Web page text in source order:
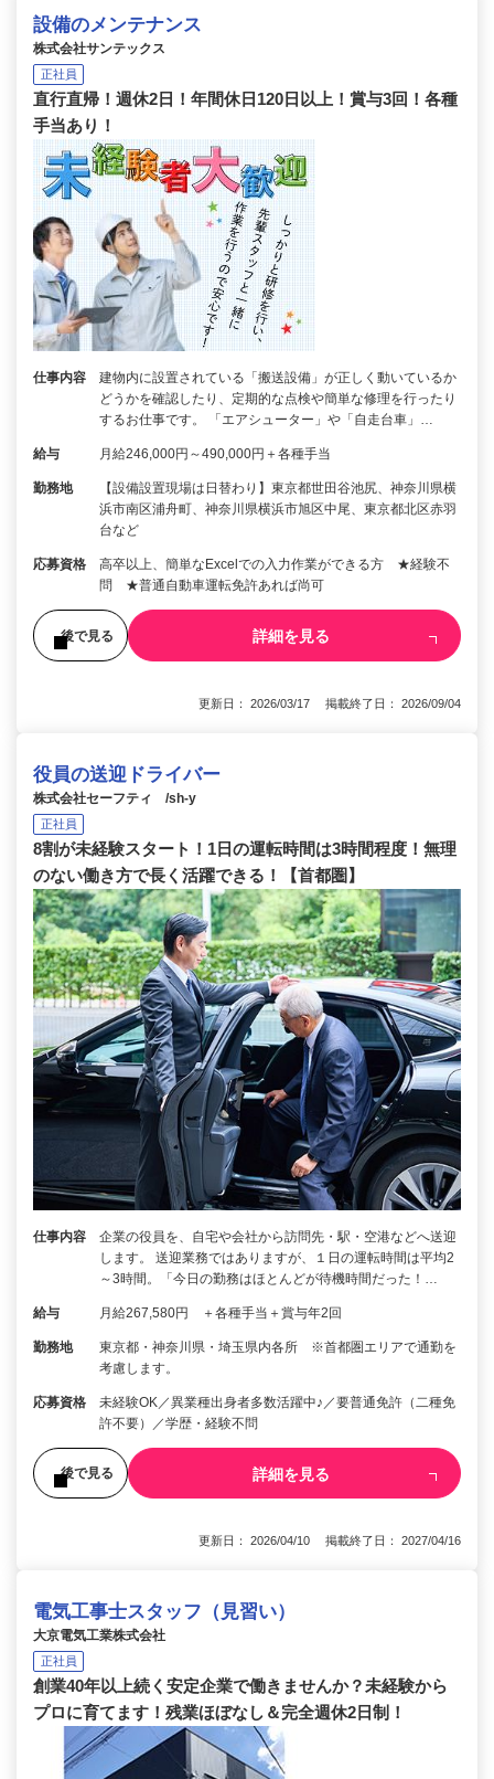
設備のメンテナンス
株式会社サンテックス
正社員
直行直帰！週休2日！年間休日120日以上！賞与3回！各種
手当あり！
仕事内容
建物内に設置されている「搬送設備」が正しく動いているか
どうかを確認したり、定期的な点検や簡単な修理を行ったり
するお仕事です。 「エアシューター」や「自走台車」…
給与 月給246,000円～490,000円＋各種手当
勤務地
【設備設置現場は日替わり】東京都世田谷池尻、神奈川県横
浜市南区浦舟町、神奈川県横浜市旭区中尾、東京都北区赤羽
台など
応募資格
高卒以上、簡単なExcelでの入力作業ができる方 ★経験不
問 ★普通自動車運転免許あれば尚可
後で見る 詳細を見る
更新日： 2026/03/17 掲載終了日： 2026/09/04
役員の送迎ドライバー
株式会社セーフティ /sh-y
正社員
8割が未経験スタート！1日の運転時間は3時間程度！無理
のない働き方で長く活躍できる！【首都圏】
仕事内容
企業の役員を、自宅や会社から訪問先・駅・空港などへ送迎
します。 送迎業務ではありますが、１日の運転時間は平均2
～3時間。「今日の勤務はほとんどが待機時間だった！…
給与 月給267,580円 ＋各種手当＋賞与年2回
勤務地
東京都・神奈川県・埼玉県内各所 ※首都圏エリアで通勤を
考慮します。
応募資格
未経験OK／異業種出身者多数活躍中♪／要普通免許（二種免
許不要）／学歴・経験不問
後で見る 詳細を見る
更新日： 2026/04/10 掲載終了日： 2027/04/16
電気工事士スタッフ（見習い）
大京電気工業株式会社
正社員
創業40年以上続く安定企業で働きませんか？未経験から
プロに育てます！残業ほぼなし＆完全週休2日制！